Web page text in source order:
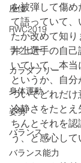
座位
RWC2019
ラグビー
カラダフリー
身体運動
姿勢
バランス
バランス能力
を被弾して傷
て語っていて
たか改めて知り
井上選手の自己
いていて、本
というか、自
ついてどれだけ
冷静さをたとえ
ちんとそれを
う、と感心して